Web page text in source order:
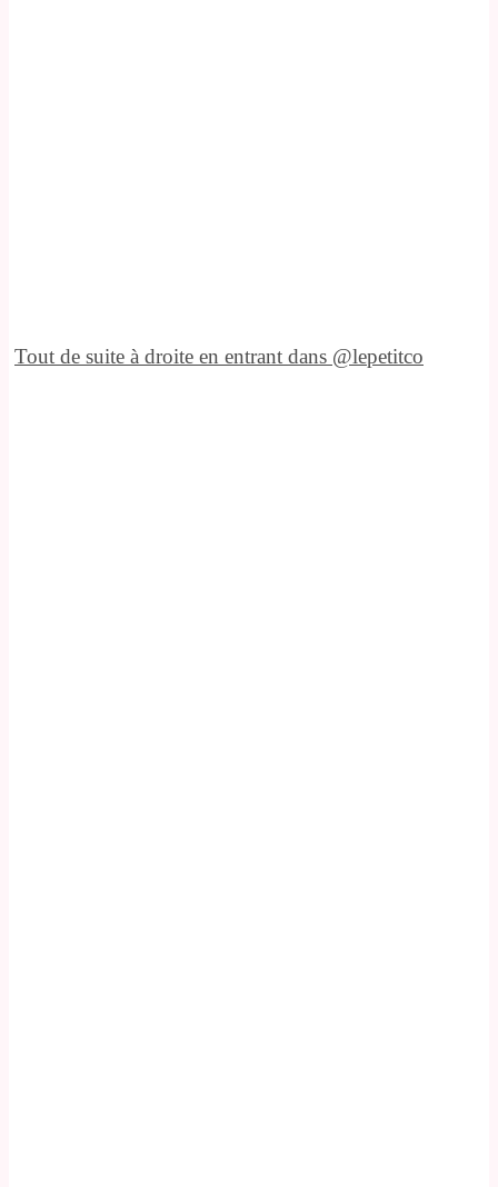
Tout de suite à droite en entrant dans @lepetitco